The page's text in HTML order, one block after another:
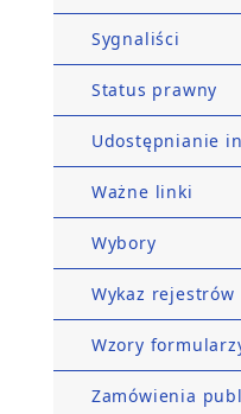
Sygnaliści
Status prawny
Udostępnianie
Ważne linki
Wybory
Wykaz rejestrów
Wzory
Zamówienia